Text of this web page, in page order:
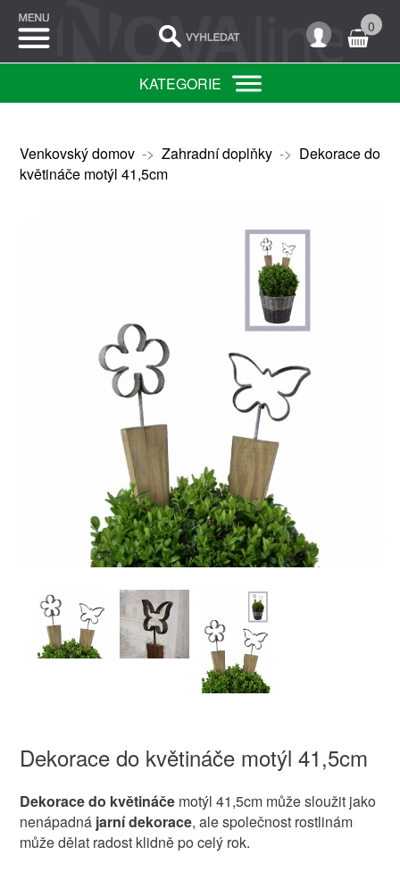
0
KATEGORIE
Venkovský domov-> Zahradní doplňky-> Dekorace do
květináče motýl 41,5cm
Dekorace do květináče motýl 41,5cm
Dekorace do květináčemotýl 41,5cm může sloužit jako
nenápadná jarní dekorace, ale společnost rostlinám
může dělat radost klidně po celý rok.